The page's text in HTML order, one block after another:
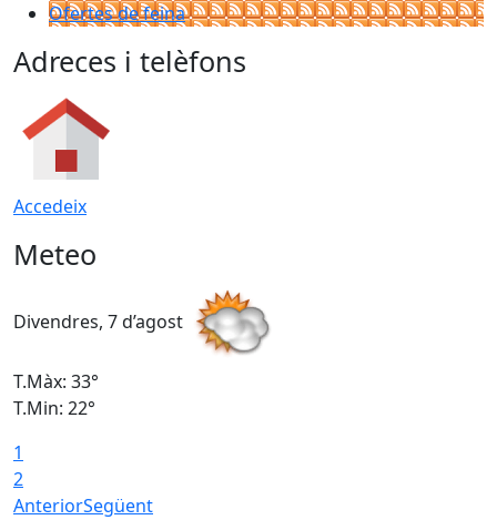
Ofertes de feina
Adreces i telèfons
Accedeix
Meteo
Divendres, 7 d’agost
T.Màx: 33°
T.Min: 22°
1
2
AnteriorSegüent